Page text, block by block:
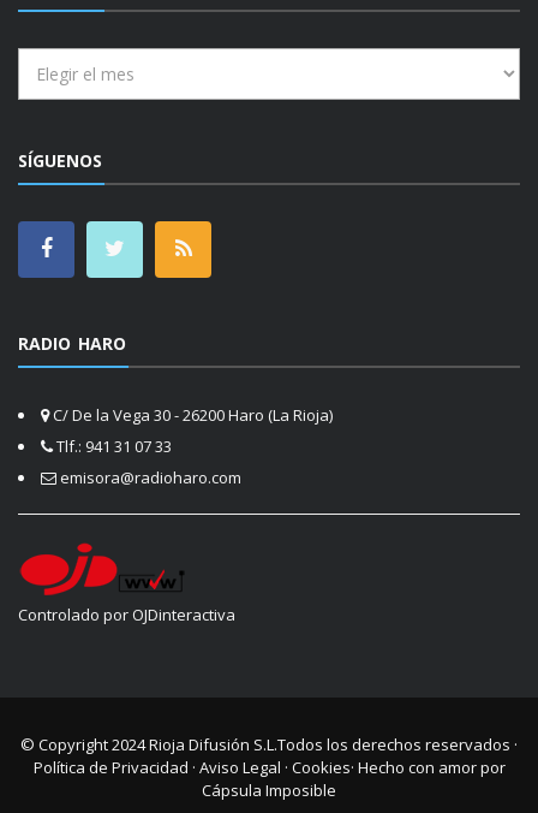
SÍGUENOS
RADIO HARO
C/ De la Vega 30 - 26200 Haro (La Rioja)
Tlf.: 941 31 07 33
emisora@radioharo.com
Controlado por OJDinteractiva
© Copyright 2024Rioja Difusión S.L.Todos los derechos reservados ·
Política de Privacidad · Aviso Legal · Cookies· Hecho con amor por
Cápsula Imposible